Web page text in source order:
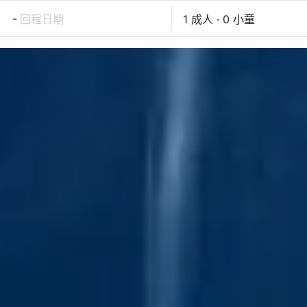
- 回程日期 1 成人 · 0 小童